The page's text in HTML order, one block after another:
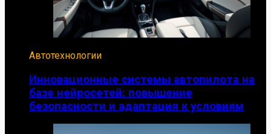
Автотехнологии
Инновационные системы автопилота на
базе нейросетей: повышение
безопасности и адаптация к условиям